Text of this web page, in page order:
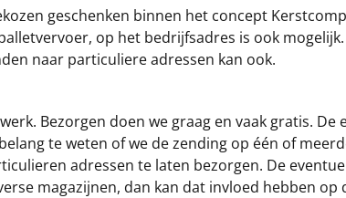
geschenken binnen het concept
op het bedrijfsadres is ook
naar particuliere adressen kan ook.
Bezorgen doen we graag en vaak gratis.
te weten of we de zending op één of
adressen te laten bezorgen. De
magazijnen, dan kan dat invloed hebben op